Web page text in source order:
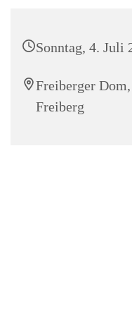
Sonntag, 4. Juli
Freiberger
Freiberg